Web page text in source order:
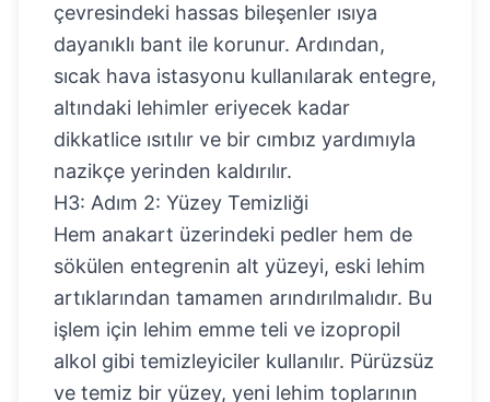
çevresindeki hassas bileşenler ısıya
dayanıklı bant ile korunur. Ardından,
sıcak hava istasyonu kullanılarak entegre,
altındaki lehimler eriyecek kadar
dikkatlice ısıtılır ve bir cımbız yardımıyla
nazikçe yerinden kaldırılır.
H3: Adım 2: Yüzey Temizliği
Hem anakart üzerindeki pedler hem de
sökülen entegrenin alt yüzeyi, eski lehim
artıklarından tamamen arındırılmalıdır. Bu
işlem için lehim emme teli ve izopropil
alkol gibi temizleyiciler kullanılır. Pürüzsüz
ve temiz bir yüzey, yeni lehim toplarının